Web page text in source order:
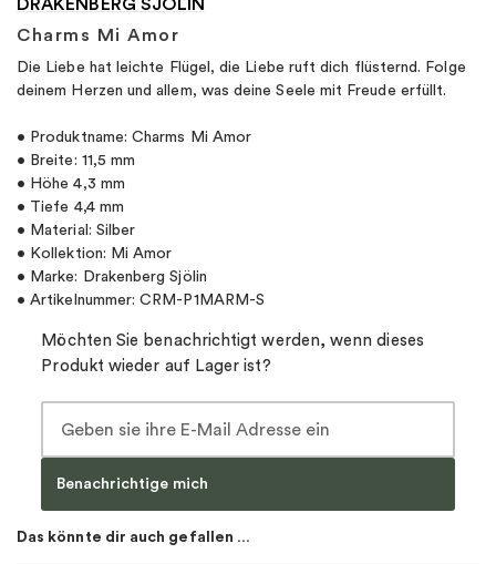
DRAKENBERG SJÖLIN
Charms Mi Amor
Die Liebe hat leichte Flügel, die Liebe ruft dich flüsternd. Folge
deinem Herzen und allem, was deine Seele mit Freude erfüllt.
• Produktname: Charms Mi Amor
• Breite: 11,5 mm
• Höhe 4,3 mm
• Tiefe 4,4 mm
• Material: Silber
• Kollektion: Mi Amor
• Marke: Drakenberg Sjölin
• Artikelnummer: CRM-P1MARM-S
Möchten Sie benachrichtigt werden, wenn dieses
Produkt wieder auf Lager ist?
Benachrichtige mich
Das könnte dir auch gefallen …